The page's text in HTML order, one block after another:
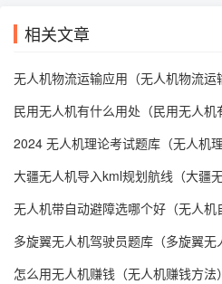
相关文章
怎么用无人机赚钱（无人机赚钱方法）